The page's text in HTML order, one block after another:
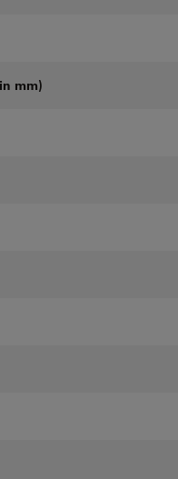
mm)